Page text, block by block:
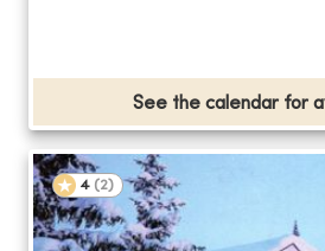
See the calendar for
4 (2)